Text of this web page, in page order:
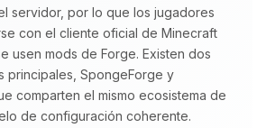
servidor, por lo que los jugadores
con el cliente oficial de Minecraft
usen mods de Forge. Existen dos
principales, SpongeForge y
comparten el mismo ecosistema de
de configuración coherente.
Soy Choupy, tu pequeno
de BoxToPlay. Cuentame
y moveré mis
circuitos para ayudarte.
06:02